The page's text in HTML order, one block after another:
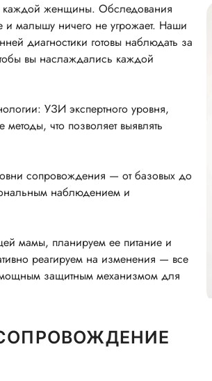
женщины. Обследования
и малышу ничего не угрожает. Наши
диагностики готовы наблюдать за
вы наслаждались каждой
УЗИ экспертного уровня,
что позволяет выявлять
сопровождения — от базовых до
наблюдением и
мамы, планируем ее питание и
реагируем на изменения — все
мощным защитным механизмом для